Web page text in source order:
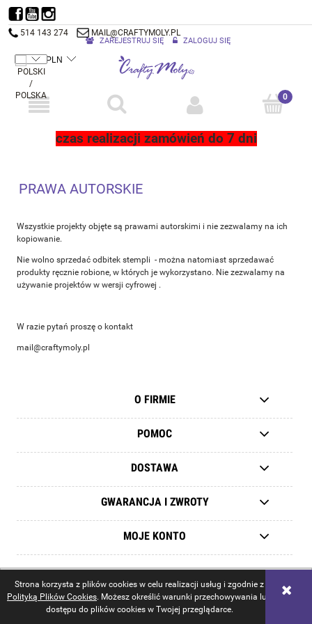
Strona korzysta z plików cookies w celu realizacji usług i zgodnie z
Polityką Plików Cookies. Możesz określić warunki przechowywania lub
dostępu do plików cookies w Twojej przeglądarce.
514 143 274 MAIL@CRAFTYMOLY.PL
ZAREJESTRUJ SIĘ ZALOGUJ SIĘ
czas realizacji zamówień do 7 dni
PRAWA AUTORSKIE
Wszystkie projekty objęte są prawami autorskimi i nie zezwalamy na ich
kopiowanie.
Nie wolno sprzedać odbitek stempli - można natomiast sprzedawać
produkty ręcznie robione, w których je wykorzystano. Nie zezwalamy na
używanie projektów w wersji cyfrowej .
W razie pytań proszę o kontakt
mail@craftymoly.pl
O FIRMIE
POMOC
DOSTAWA
GWARANCJA I ZWROTY
MOJE KONTO
Sklep internetowy Shoper.pl